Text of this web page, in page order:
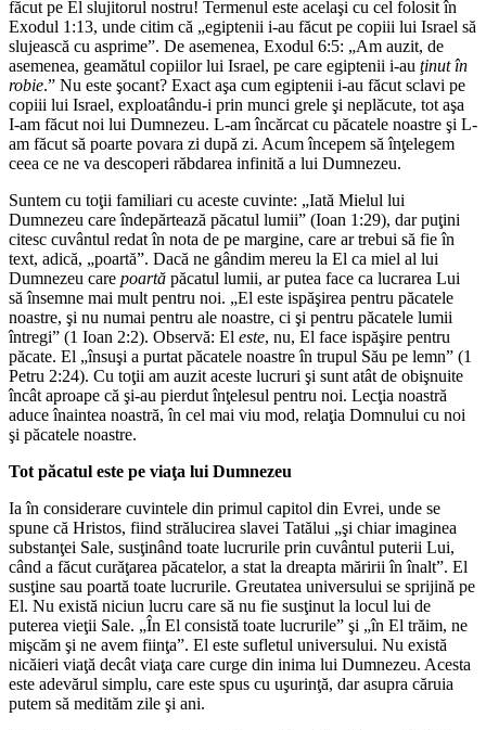
făcut pe El slujitorul nostru! Termenul este acelaşi cu cel folosit în
Exodul 1:13, unde citim că „egiptenii i-au făcut pe copiii lui Israel să
slujească cu asprime”. De asemenea, Exodul 6:5: „Am auzit, de
asemenea, geamătul copiilor lui Israel, pe care egiptenii i-au ţinut în
robie.” Nu este şocant? Exact aşa cum egiptenii i-au făcut sclavi pe
copiii lui Israel, exploatându-i prin munci grele şi neplăcute, tot aşa
I-am făcut noi lui Dumnezeu. L-am încărcat cu păcatele noastre şi L-
am făcut să poarte povara zi după zi. Acum începem să înţelegem
ceea ce ne va descoperi răbdarea infinită a lui Dumnezeu.
Suntem cu toţii familiari cu aceste cuvinte: „Iată Mielul lui
Dumnezeu care îndepărtează păcatul lumii” (Ioan 1:29), dar puţini
citesc cuvântul redat în nota de pe margine, care ar trebui să fie în
text, adică, „poartă”. Dacă ne gândim mereu la El ca miel al lui
Dumnezeu care poartă păcatul lumii, ar putea face ca lucrarea Lui
să însemne mai mult pentru noi. „El este ispăşirea pentru păcatele
noastre, şi nu numai pentru ale noastre, ci şi pentru păcatele lumii
întregi” (1 Ioan 2:2). Observă: El este, nu, El face ispăşire pentru
păcate. El „însuşi a purtat păcatele noastre în trupul Său pe lemn” (1
Petru 2:24). Cu toţii am auzit aceste lucruri şi sunt atât de obişnuite
încât aproape că şi-au pierdut înţelesul pentru noi. Lecţia noastră
aduce înaintea noastră, în cel mai viu mod, relaţia Domnului cu noi
şi păcatele noastre.
Tot păcatul este pe viaţa lui Dumnezeu
Ia în considerare cuvintele din primul capitol din Evrei, unde se
spune că Hristos, fiind strălucirea slavei Tatălui „şi chiar imaginea
substanţei Sale, susţinând toate lucrurile prin cuvântul puterii Lui,
când a făcut curăţarea păcatelor, a stat la dreapta măririi în înalt”. El
susţine sau poartă toate lucrurile. Greutatea universului se sprijină pe
El. Nu există niciun lucru care să nu fie susţinut la locul lui de
puterea vieţii Sale. „În El consistă toate lucrurile” şi „în El trăim, ne
mişcăm şi ne avem fiinţa”. El este sufletul universului. Nu există
nicăieri viaţă decât viaţa care curge din inima lui Dumnezeu. Acesta
este adevărul simplu, care este spus cu uşurinţă, dar asupra căruia
putem să medităm zile şi ani.